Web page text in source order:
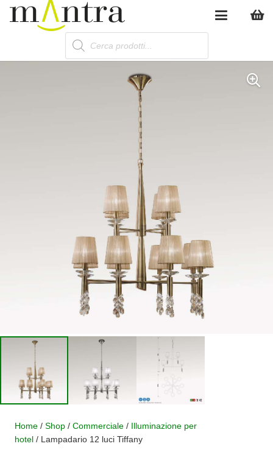
Products
search
Home / Shop / Commerciale / Illuminazione per
hotel / Lampadario 12 luci Tiffany